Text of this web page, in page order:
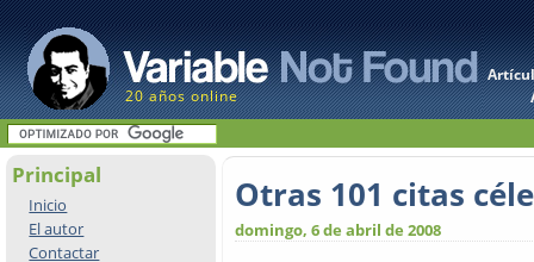
20 años online
Principal
Inicio
El autor
Contactar
Otras 101 citas
domingo, 6 de abril de 2008